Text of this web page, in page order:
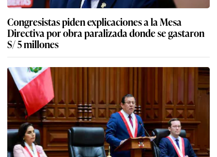
Congresistas piden explicaciones a la Mesa
Directiva por obra paralizada donde se gastaron
S/ 5 millones